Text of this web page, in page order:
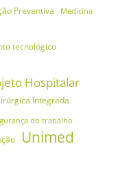
Preventiva Medicina
tecnológico
Hospitalar
Integrada
do trabalho
Unimed